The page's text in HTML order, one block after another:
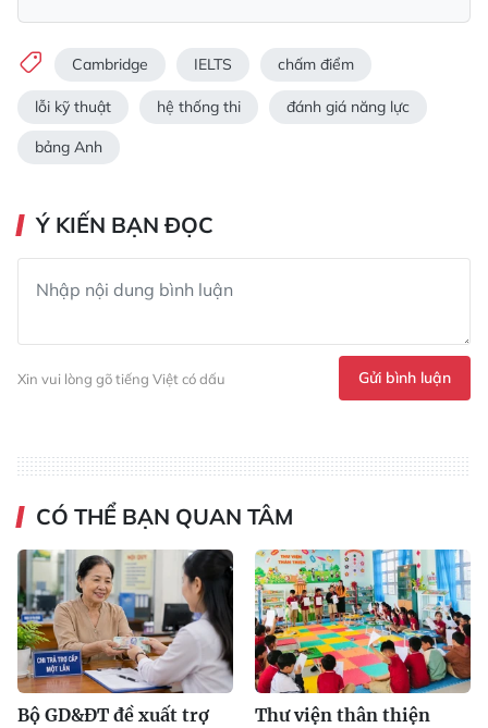
Cambridge IELTS chấm điểm
lỗi kỹ thuật hệ thống thi đánh giá năng lực
bảng Anh
Ý KIẾN BẠN ĐỌC
Xin vui lòng gõ tiếng Việt có dấu Gửi bình luận
CÓ THỂ BẠN QUAN TÂM
Bộ GD&ĐT đề xuất trợ
Thư viện thân thiện